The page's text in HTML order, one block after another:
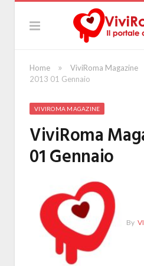
Home » ViviRoma Magazine
2013 01 Gennaio
VIVIROMA MAGAZINE
ViviRoma
01 Gennaio
By